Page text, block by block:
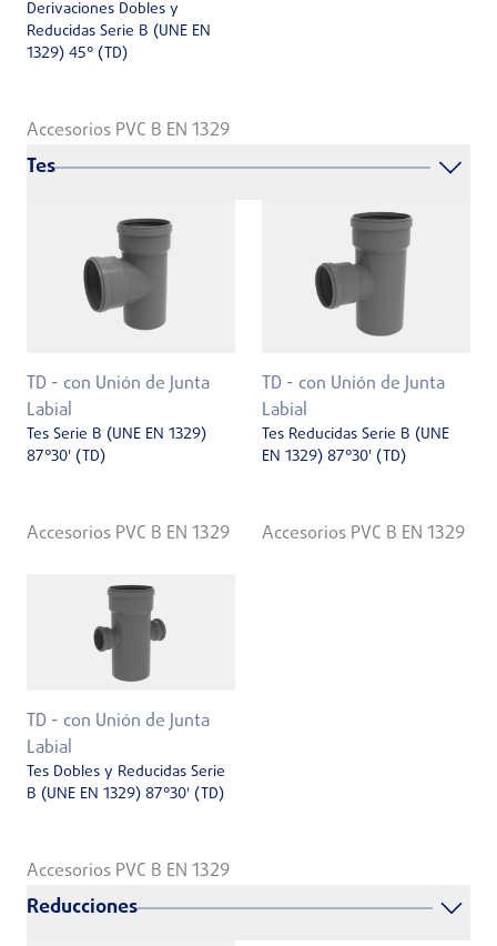
Derivaciones Dobles y
Reducidas Serie B (UNE EN
1329) 45° (TD)
Accesorios PVC B EN 1329
Tes
TD - con Unión de Junta
Labial
Tes Serie B (UNE EN 1329)
87°30' (TD)
Accesorios PVC B EN 1329
TD - con Unión de Junta
Labial
Tes Reducidas Serie B (UNE
EN 1329) 87°30' (TD)
Accesorios PVC B EN 1329
TD - con Unión de Junta
Labial
Tes Dobles y Reducidas Serie
B (UNE EN 1329) 87°30' (TD)
Accesorios PVC B EN 1329
Reducciones